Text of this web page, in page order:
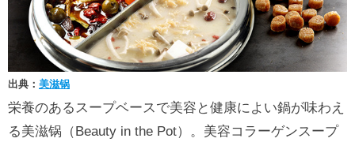
出典： 美滋锅
栄養のあるスープベースで美容と健康によい鍋が味わえ
る美滋锅（Beauty in the Pot）。美容コラーゲンスープ